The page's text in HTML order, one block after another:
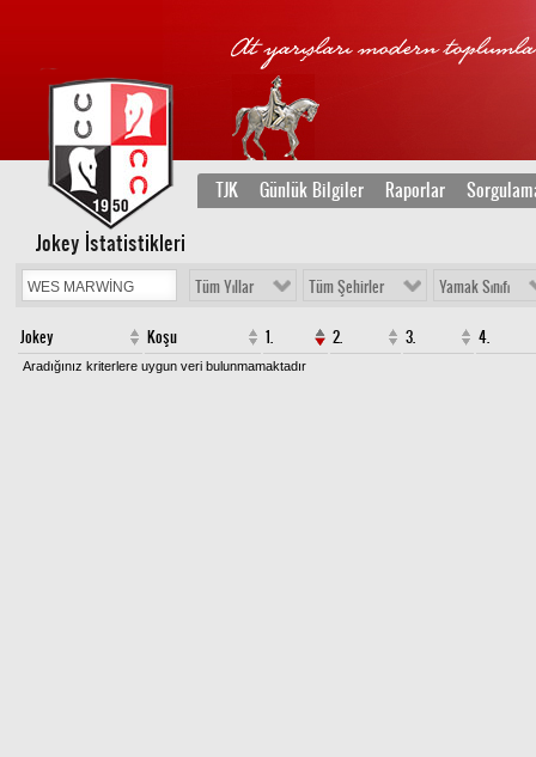
TJK Günlük Bilgiler Raporlar
Jokey İstatistikleri
Tüm Yıllar Tüm Şehirler Yamak Sınıfı
Jokey Koşu 1. 2. 3. 4.
Aradığınız kriterlere uygun veri bulunmamaktadır